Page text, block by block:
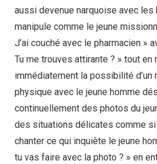
aussi devenue narquoise avec les
manipule comme le jeune
J’ai couché avec le pharmacien »
Tu me trouves attirante ? » tout en
immédiatement la possibilité d’un
physique avec le jeune homme
continuellement des photos du
des situations délicates comme
chanter ce qui inquiète le jeune
tu vas faire avec la photo ? » en